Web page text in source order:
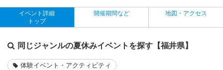
イベント詳細
トップ
開催期間など 地図・アクセス
同じジャンルの夏休みイベントを探す【福井県】
体験イベント・アクティビティ